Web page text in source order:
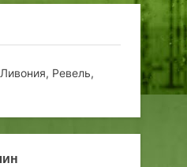
Ревель,